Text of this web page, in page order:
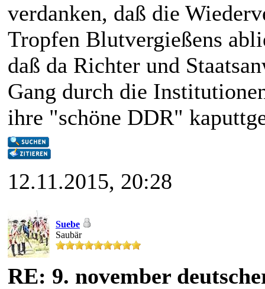
verdanken, daß die
Tropfen Blutvergießens
daß da Richter und
Gang durch die
ihre "schöne DDR"
12.11.2015, 20:28
Suebe
Saubär
RE: 9. november